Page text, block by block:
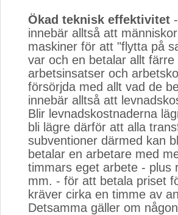
Ökad teknisk effektivitet
innebär alltså att
maskiner för att "flytta på
var och en betalar allt
arbetsinsatser och
försörjda med allt vad de
innebär alltså att
Blir levnadskostnaderna
bli lägre därför att alla
subventioner därmed kan
betalar en arbetare med
timmars eget arbete - plus
mm. - för att betala priset
kräver cirka en timme av
Detsamma gäller om